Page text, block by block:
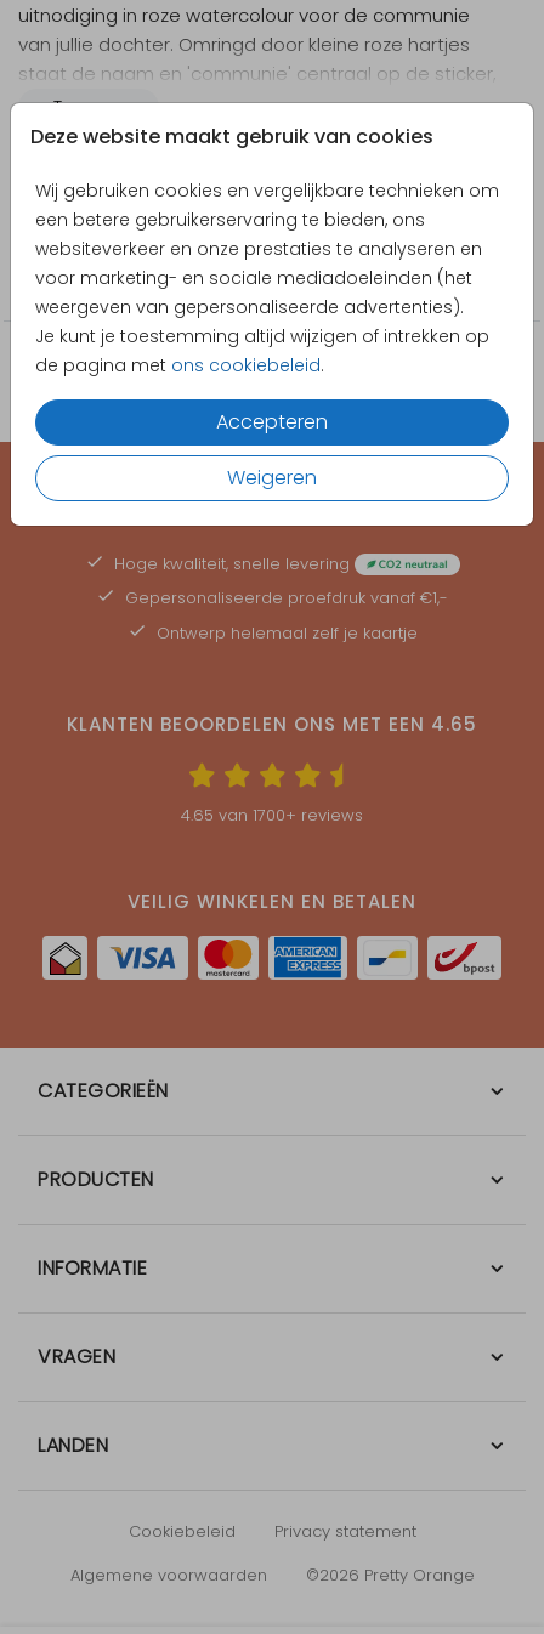
Deze website maakt gebruik van cookies
Wij gebruiken cookies en vergelijkbare technieken om
een betere gebruikerservaring te bieden, ons
websiteverkeer en onze prestaties te analyseren en
voor marketing- en sociale mediadoeleinden (het
weergeven van gepersonaliseerde advertenties).
Je kunt je toestemming altijd wijzigen of intrekken op
de pagina met ons cookiebeleid.
Accepteren
Weigeren
uitnodiging in roze watercolour voor de communie
van jullie dochter. Omringd door kleine roze hartjes
staat de naam en 'communie' centraal op de sticker,
zo zie je meteen van wie het kaartje is zodra je het
uit de brievenbus haalt.
Toon meer
Pretty Orange
Collectie
Sticker
Hoge kwaliteit, snelle levering
Gepersonaliseerde proefdruk vanaf €1,-
Ontwerp helemaal zelf je kaartje
KLANTEN BEOORDELEN ONS MET EEN 4.65
4.65 van 1700+ reviews
VEILIG WINKELEN EN BETALEN
CATEGORIEËN
PRODUCTEN
INFORMATIE
VRAGEN
LANDEN
Cookiebeleid
Privacy statement
Algemene voorwaarden
©2026 Pretty Orange